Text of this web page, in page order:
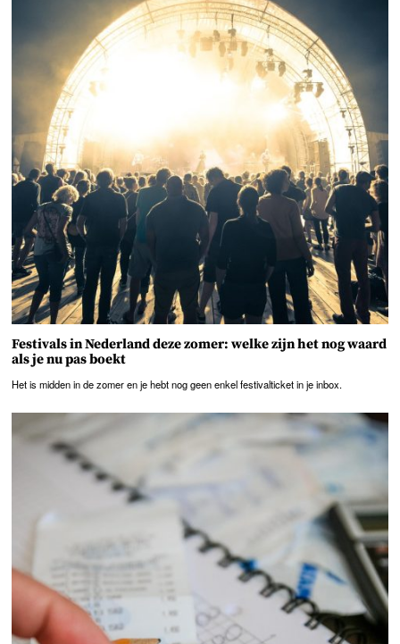
Festivals in Nederland deze zomer: welke zijn het nog waard
als je nu pas boekt
Het is midden in de zomer en je hebt nog geen enkel festivalticket in je inbox.